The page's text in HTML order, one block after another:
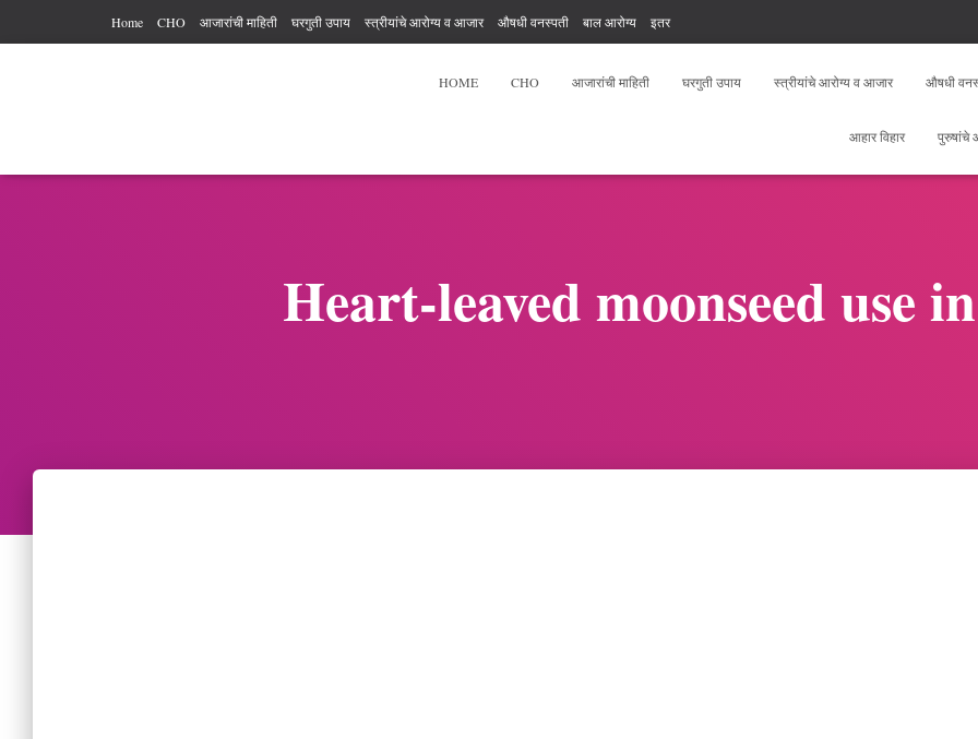
Home CHO आजारांची माहिती घरगुती उपाय स्त्रीयांचे आरोग्य व आजार औषधी वनस्पती बाल आरोग्य इतर
HOME
CHO आजारांची माहिती घरगुती उपाय स्त्रीयांचे आरोग्य व आजार औषधी
आहार विहार पुरुषांचे
Heart-leaved moonseed use